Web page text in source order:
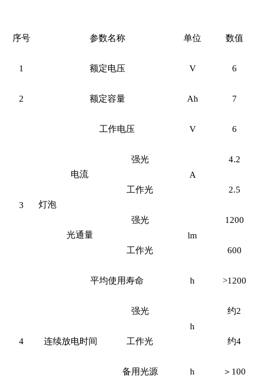
序号 参数名称 单位 数值
1 额定电压 V 6
2 额定容量 Ah 7
3 灯泡
工作电压 V 6
电流
强光
A
4.2
工作光 2.5
光通量
强光
lm
1200
工作光 600
平均使用寿命 h >1200
4 连续放电时间
强光
h
约2
工作光 约4
备用光源 h ＞100